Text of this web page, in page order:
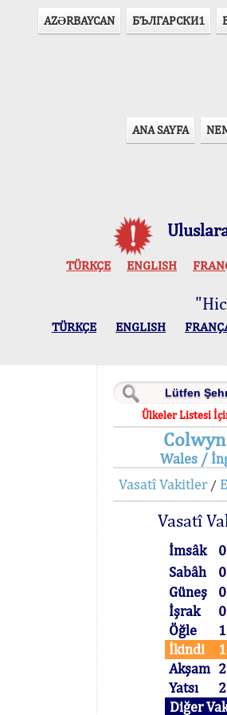
AZӘRBAYCAN БЪЛГАРСКИ1
ANA SAYFA
TÜRKÇE ENGLISH
TÜRKÇE ENGLISH
Ülkeler Listesi
Wales /
Vasatî Vakitler/
Vasatî
İmsâk
Sabâh
Güneş
İşrak
Öğle
İkindi
Akşam
Yatsı
Diğer